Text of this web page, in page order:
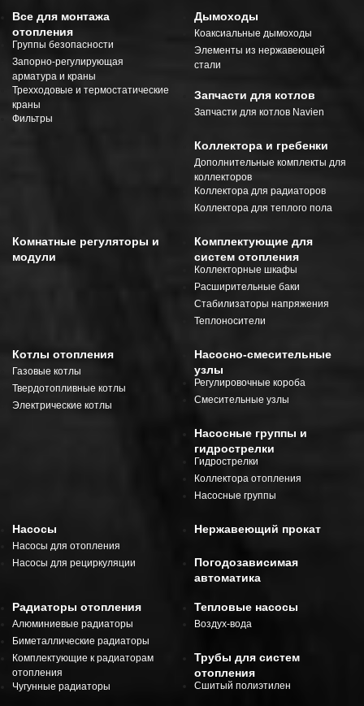
Все для монтажа
отопления
Группы безопасности
Запорно-регулирующая
арматура и краны
Трехходовые и термостатические
краны
Фильтры
Дымоходы
Коаксиальные дымоходы
Элементы из нержавеющей
стали
Запчасти для котлов
Запчасти для котлов Navien
Коллектора и гребенки
Дополнительные комплекты для
коллекторов
Коллектора для радиаторов
Коллектора для теплого пола
Комнатные регуляторы и
модули
Комплектующие для
систем отопления
Коллекторные шкафы
Расширительные баки
Стабилизаторы напряжения
Теплоносители
Котлы отопления
Газовые котлы
Твердотопливные котлы
Электрические котлы
Насосно-смесительные
узлы
Регулировочные короба
Смесительные узлы
Насосные группы и
гидрострелки
Гидрострелки
Коллектора отопления
Насосные группы
Насосы
Насосы для отопления
Насосы для рециркуляции
Нержавеющий прокат
Погодозависимая
автоматика
Радиаторы отопления
Алюминиевые радиаторы
Биметаллические радиаторы
Комплектующие к радиаторам
отопления
Чугунные радиаторы
Тепловые насосы
Воздух-вода
Трубы для систем
отопления
Сшитый полиэтилен